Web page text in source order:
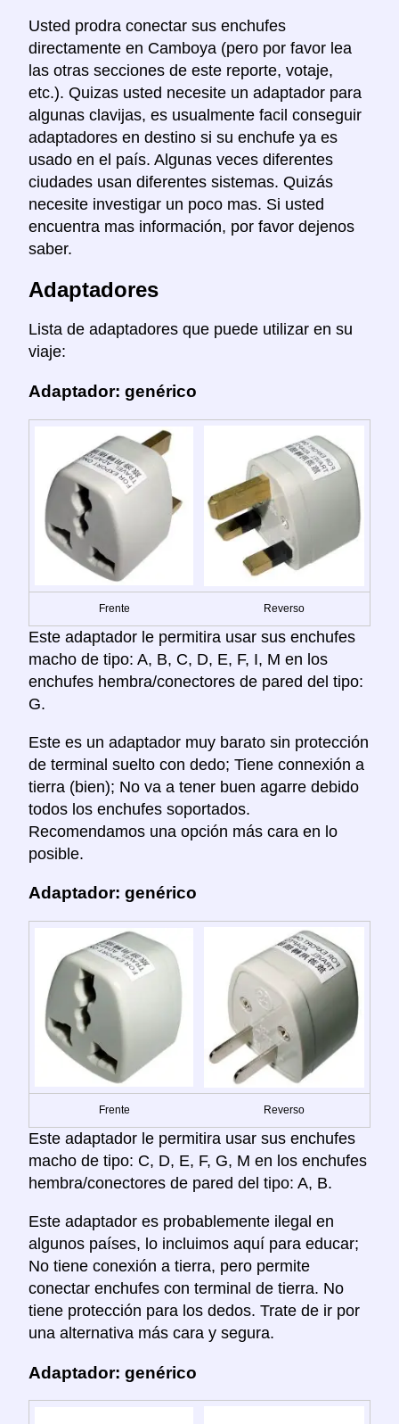
Usted prodra conectar sus enchufes
directamente en Camboya (pero por favor lea
las otras secciones de este reporte, votaje,
etc.). Quizas usted necesite un adaptador para
algunas clavijas, es usualmente facil conseguir
adaptadores en destino si su enchufe ya es
usado en el país. Algunas veces diferentes
ciudades usan diferentes sistemas. Quizás
necesite investigar un poco mas. Si usted
encuentra mas información, por favor dejenos
saber.
Adaptadores
Lista de adaptadores que puede utilizar en su
viaje:
Adaptador: genérico
Frente Reverso
Este adaptador le permitira usar sus enchufes
macho de tipo: A, B, C, D, E, F, I, M en los
enchufes hembra/conectores de pared del tipo:
G.
Este es un adaptador muy barato sin protección
de terminal suelto con dedo; Tiene connexión a
tierra (bien); No va a tener buen agarre debido
todos los enchufes soportados.
Recomendamos una opción más cara en lo
posible.
Adaptador: genérico
Frente Reverso
Este adaptador le permitira usar sus enchufes
macho de tipo: C, D, E, F, G, M en los enchufes
hembra/conectores de pared del tipo: A, B.
Este adaptador es probablemente ilegal en
algunos países, lo incluimos aquí para educar;
No tiene conexión a tierra, pero permite
conectar enchufes con terminal de tierra. No
tiene protección para los dedos. Trate de ir por
una alternativa más cara y segura.
Adaptador: genérico